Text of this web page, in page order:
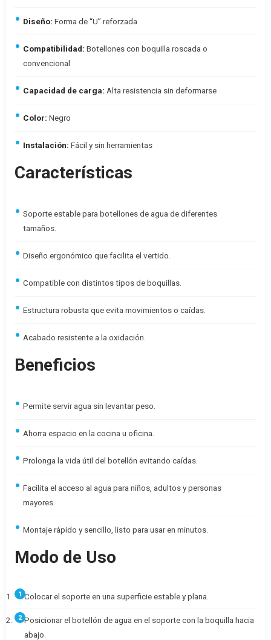
Diseño: Forma de “U” reforzada
Compatibilidad: Botellones con boquilla roscada o
convencional
Capacidad de carga: Alta resistencia sin deformarse
Color: Negro
Instalación: Fácil y sin herramientas
Características
Soporte estable para botellones de agua de diferentes
tamaños.
Diseño ergonómico que facilita el vertido.
Compatible con distintos tipos de boquillas.
Estructura robusta que evita movimientos o caídas.
Acabado resistente a la oxidación.
Beneficios
Permite servir agua sin levantar peso.
Ahorra espacio en la cocina u oficina.
Prolonga la vida útil del botellón evitando caídas.
Facilita el acceso al agua para niños, adultos y personas
mayores.
Montaje rápido y sencillo, listo para usar en minutos.
Modo de Uso
Colocar el soporte en una superficie estable y plana.
Posicionar el botellón de agua en el soporte con la boquilla hacia
abajo.